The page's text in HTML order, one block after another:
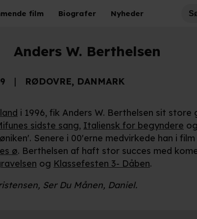
film Biografer Nyheder
Anders W. Berthelsen
RØDOVRE, DANMARK
i 1996, fik Anders W. Berthelsen sit
sidste sang, Italiensk for begyndere
Senere i 00'erne medvirkede han i
ø. Berthelsen af haft stor succes med
og Klassefesten 3- Dåben.
Ser Du Månen, Daniel.